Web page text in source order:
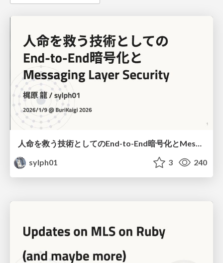
人命を救う技術としてのEnd-to-End暗号化とMessaging Layer Security
sylph01
3 240